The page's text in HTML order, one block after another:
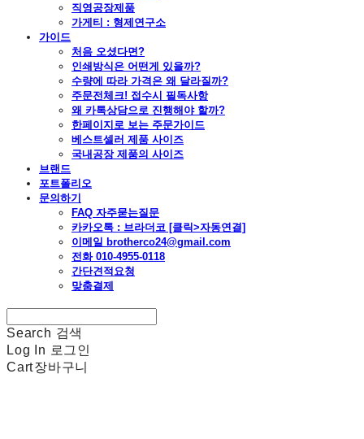
직영공장제품
가게티 : 형제연구소
가이드
처음 오셨다면?
인쇄방식은 어떤게 있을까?
수량에 따라 가격은 왜 달라질까?
주문전체크! 접수시 필독사항
왜 카톡상담으로 진행해야 할까?
한페이지로 보는 주문가이드
베스트셀러 제품 사이즈
국내공장 제품의 사이즈
브랜드
포트폴리오
문의하기
FAQ 자주묻는질문
카카오톡 : 브라더코 [클릭>자동연결]
이메일 brotherco24@gmail.com
전화 010-4955-0118
간단견적요청
맞춤결제
Search 검색
Log In 로그인
Cart장바구니